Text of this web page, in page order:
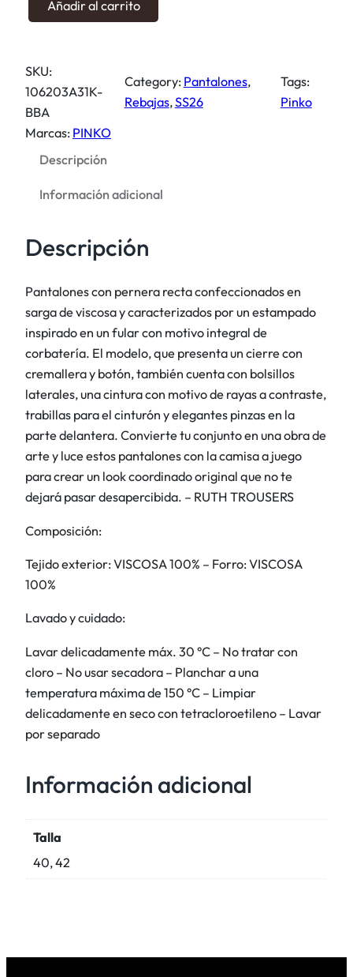
e
2
0
,
0
€
:
0
,
.
a
a
l
o
n
n
o
t
i
v
o
d
e
c
o
r
b
t
r
í
a
a
n
t
i
d
d
Añadir al carrito
SKU:
106203A31K-
BBA
Category: Pantalones ,
Rebajas, SS26
Tags:
Pinko
Marcas: PINKO
Descripción
Información adicional
Descripción
Pantalones con pernera recta confeccionados en
sarga de viscosa y caracterizados por un estampado
inspirado en un fular con motivo integral de
corbatería. El modelo, que presenta un cierre con
cremallera y botón, también cuenta con bolsillos
laterales, una cintura con motivo de rayas a contraste,
trabillas para el cinturón y elegantes pinzas en la
parte delantera. Convierte tu conjunto en una obra de
arte y luce estos pantalones con la camisa a juego
para crear un look coordinado original que no te
dejará pasar desapercibida. – RUTH TROUSERS
Composición:
Tejido exterior: VISCOSA 100% – Forro: VISCOSA
100%
Lavado y cuidado:
Lavar delicadamente máx. 30 °C – No tratar con
cloro – No usar secadora – Planchar a una
temperatura máxima de 150 °C – Limpiar
delicadamente en seco con tetracloroetileno – Lavar
por separado
Información adicional
Talla
40, 42